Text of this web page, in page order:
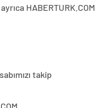
HABERTURK.COM
takip